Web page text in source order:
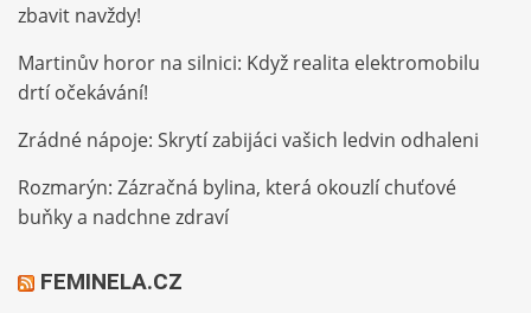
zbavit navždy!
Martinův horor na silnici: Když realita elektromobilu
drtí očekávání!
Zrádné nápoje: Skrytí zabijáci vašich ledvin odhaleni
Rozmarýn: Zázračná bylina, která okouzlí chuťové
buňky a nadchne zdraví
FEMINELA.CZ